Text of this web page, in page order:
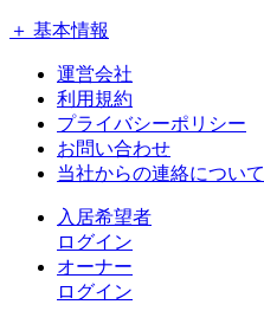
＋ 基本情報
運営会社
利用規約
プライバシーポリシー
お問い合わせ
当社からの連絡について
入居希望者
ログイン
オーナー
ログイン